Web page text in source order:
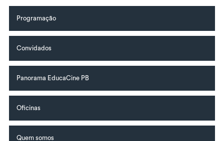
Programação
Convidados
Panorama EducaCine PB
Oficinas
Quem somos